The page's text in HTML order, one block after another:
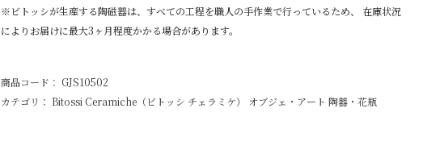
※ビトッシが生産する陶磁器は、すべての工程を職人の手作業で行っているため、 在庫状況
によりお届けに最大3ヶ月程度かかる場合があります。
商品コード： GJS10502
カテゴリ： Bitossi Ceramiche（ビトッシ チェラミケ） オブジェ・アート 陶器・花瓶